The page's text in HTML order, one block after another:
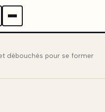
débouchés pour se former